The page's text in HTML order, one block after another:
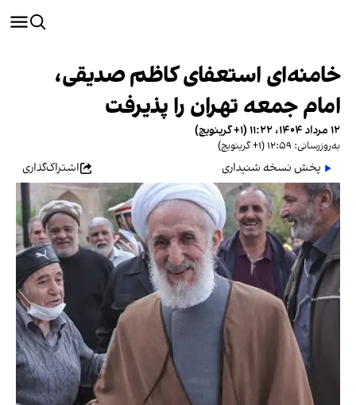
خامنه‌ای استعفای کاظم صدیقی،
امام جمعه تهران را پذیرفت
۱۲ مرداد ۱۴۰۴، ۱۱:۲۲ (‎+۱ گرینویچ)
به‌روزرسانی: ۱۲:۵۹ (‎+۱ گرینویچ)
پخش نسخه شنیداری اشتراک‌گذاری